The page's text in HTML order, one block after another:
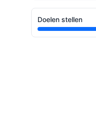
Doelen stellen